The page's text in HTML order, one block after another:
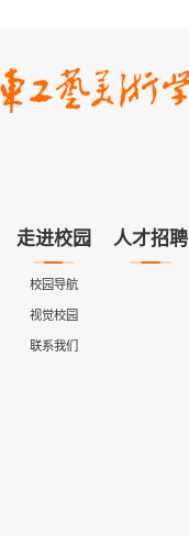
走进校园
校园导航
视觉校园
联系我们
人才招聘